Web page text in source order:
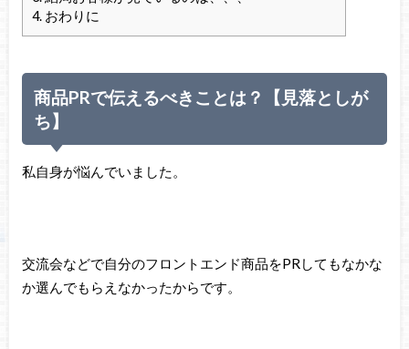
4.おわりに
商品PRで伝えるべきことは？【見落としが
ち】
私自身が悩んでいました。
交流会などで自分のフロントエンド商品をPRしてもなかな
か選んでもらえなかったからです。